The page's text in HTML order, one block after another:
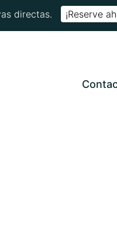
directas. ¡Reserve